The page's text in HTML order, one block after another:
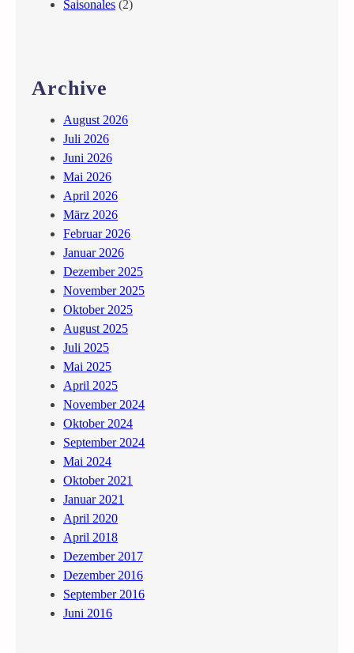
n
t
e
r
o
u
g
h
T
i
–
T
u
l
l
n
Saisonales (2)
Archive
August 2026
Juli 2026
Juni 2026
Mai 2026
April 2026
März 2026
Februar 2026
Januar 2026
Dezember 2025
November 2025
Oktober 2025
August 2025
Juli 2025
Mai 2025
April 2025
November 2024
Oktober 2024
September 2024
Mai 2024
Oktober 2021
Januar 2021
April 2020
April 2018
Dezember 2017
Dezember 2016
September 2016
Juni 2016